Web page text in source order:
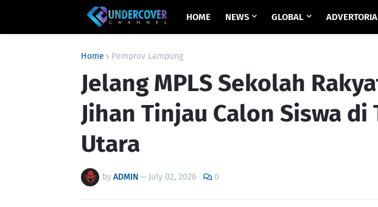
HOME NEWS GLOBAL
Home Pemprov Lampung
Jelang MPLS Sekolah
Jihan Tinjau Calon Siswa
Utara
byADMIN— July 02, 2026 0